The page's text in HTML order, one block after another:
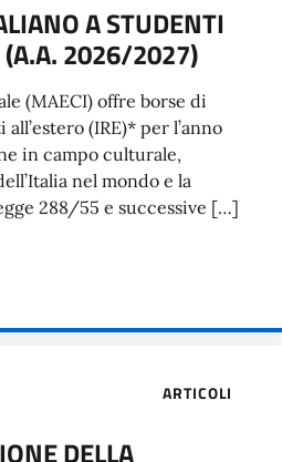
A STUDENTI
(A.A. 2026/2027)
(MAECI) offre borse di
(IRE)* per l’anno
in campo culturale,
nel mondo e la
288/55 e successive […]
ARTICOLI
DELLA